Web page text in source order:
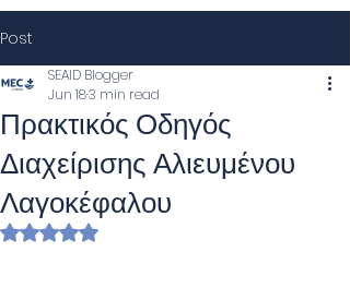
Post
Πρακτικός Οδηγός
Διαχείρισης Αλιευμένου
Λαγοκέφαλου
SEAID Blogger
Jun 183 min read
Rated NaN out of 5 stars.